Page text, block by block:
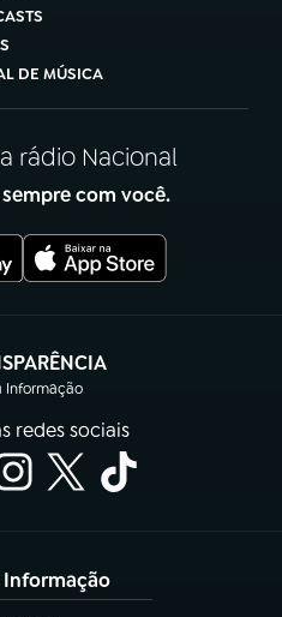
DE MÚSICA
rádio Nacional
com você.
Informação
(abre em nova aba)
redes sociais
Informação